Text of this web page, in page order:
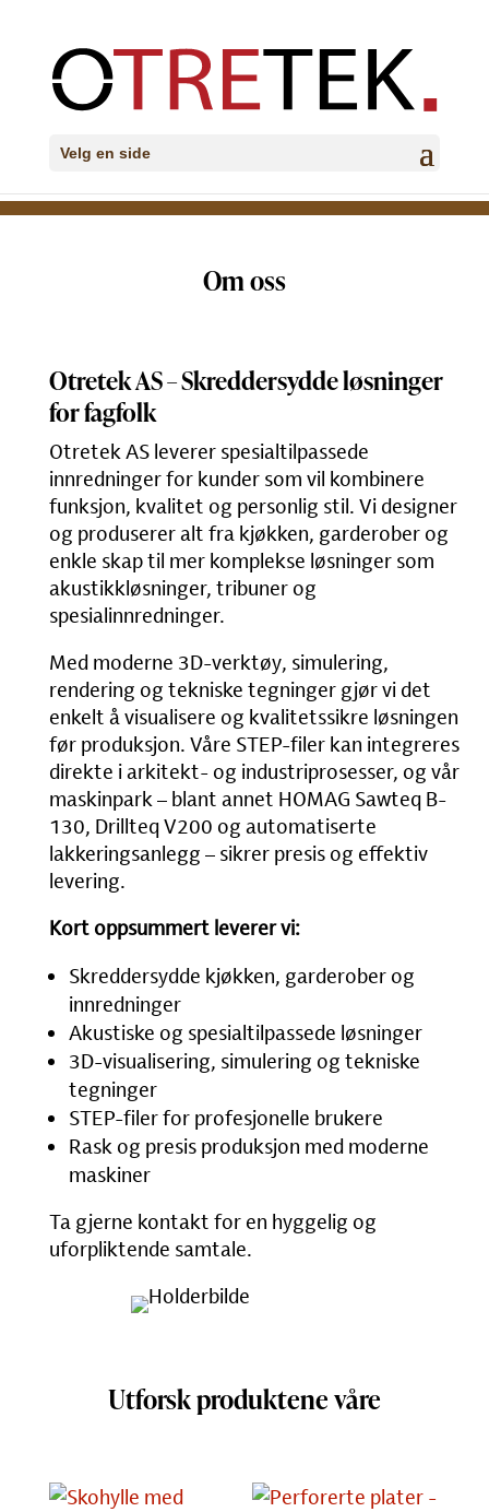
Velg en side
Om oss
Otretek AS – Skreddersydde løsninger
for fagfolk
Otretek AS leverer spesialtilpassede
innredninger for kunder som vil kombinere
funksjon, kvalitet og personlig stil. Vi designer
og produserer alt fra kjøkken, garderober og
enkle skap til mer komplekse løsninger som
akustikkløsninger, tribuner og
spesialinnredninger.
Med moderne 3D-verktøy, simulering,
rendering og tekniske tegninger gjør vi det
enkelt å visualisere og kvalitetssikre løsningen
før produksjon. Våre STEP-filer kan integreres
direkte i arkitekt- og industriprosesser, og vår
maskinpark – blant annet HOMAG Sawteq B-
130, Drillteq V200 og automatiserte
lakkeringsanlegg – sikrer presis og effektiv
levering.
Kort oppsummert leverer vi:
Skreddersydde kjøkken, garderober og
innredninger
Akustiske og spesialtilpassede løsninger
3D-visualisering, simulering og tekniske
tegninger
STEP-filer for profesjonelle brukere
Rask og presis produksjon med moderne
maskiner
Ta gjerne kontakt for en hyggelig og
uforpliktende samtale.
Utforsk produktene våre